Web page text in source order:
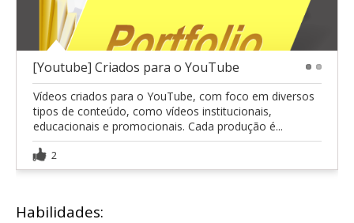
[Youtube] Criados para o YouTube
Vídeos criados para o YouTube, com foco em diversos
tipos de conteúdo, como vídeos institucionais,
educacionais e promocionais. Cada produção é...
2
Habilidades: